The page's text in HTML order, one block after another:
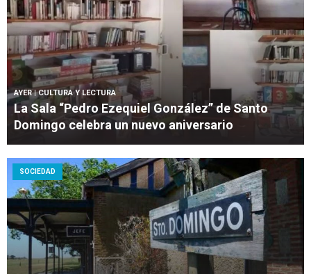
AYER| CULTURA Y LECTURA
La Sala “Pedro Ezequiel González” de Santo
Domingo celebra un nuevo aniversario
SOCIEDAD